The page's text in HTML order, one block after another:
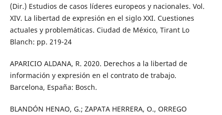
(Dir.) Estudios de casos líderes europeos y nacionales. Vol.
XIV. La libertad de expresión en el siglo XXI. Cuestiones
actuales y problemáticas. Ciudad de México, Tirant Lo
Blanch: pp. 219-24
APARICIO ALDANA, R. 2020. Derechos a la libertad de
información y expresión en el contrato de trabajo.
Barcelona, España: Bosch.
BLANDÓN HENAO, G.; ZAPATA HERRERA, O., ORREGO